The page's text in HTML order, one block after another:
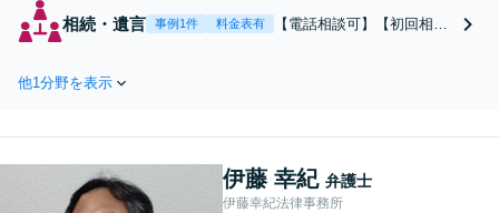
い。
相続・遺言 事例1件 料金表有
【電話相談可】【初回相談
めのご相談が円満解決につ
入れつつ、相続人同士の関
係性を壊さない解決方法を
他1分野を表示
伊藤 幸紀 弁護士
伊藤幸紀法律事務所